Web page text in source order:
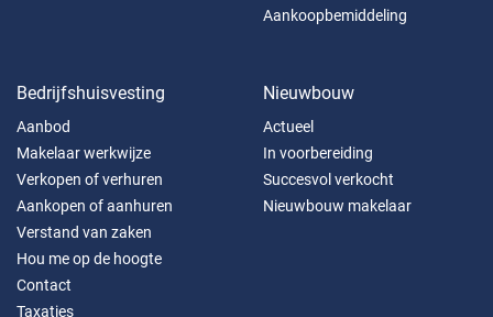
Aankoopbemiddeling
Bedrijfshuisvesting
Aanbod
Makelaar werkwijze
Verkopen of verhuren
Aankopen of aanhuren
Verstand van zaken
Hou me op de hoogte
Contact
Taxaties
Nieuwbouw
Actueel
In voorbereiding
Succesvol verkocht
Nieuwbouw makelaar